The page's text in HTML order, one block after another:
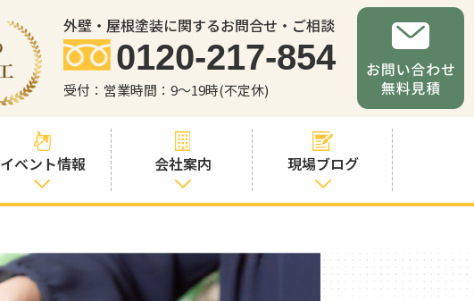
外壁・屋根塗装に関するお問合せ・ご相談
0120-217-854
受付：営業時間：9～19時(不定休)
イベント情報 会社案内
職人・スタッフ
紹介
現場ブログ